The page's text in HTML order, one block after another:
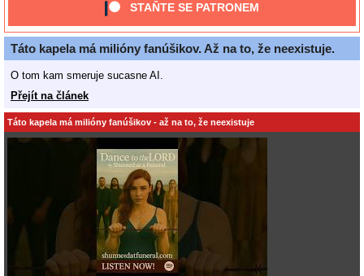
STAŇTE SE PATRONEM
Táto kapela má milióny fanúšikov. Až na to, že neexistuje.
O tom kam smeruje sucasne AI.
Přejít na článek
Táto kapela má milióny fanúšikov - až na to, že neexistuje